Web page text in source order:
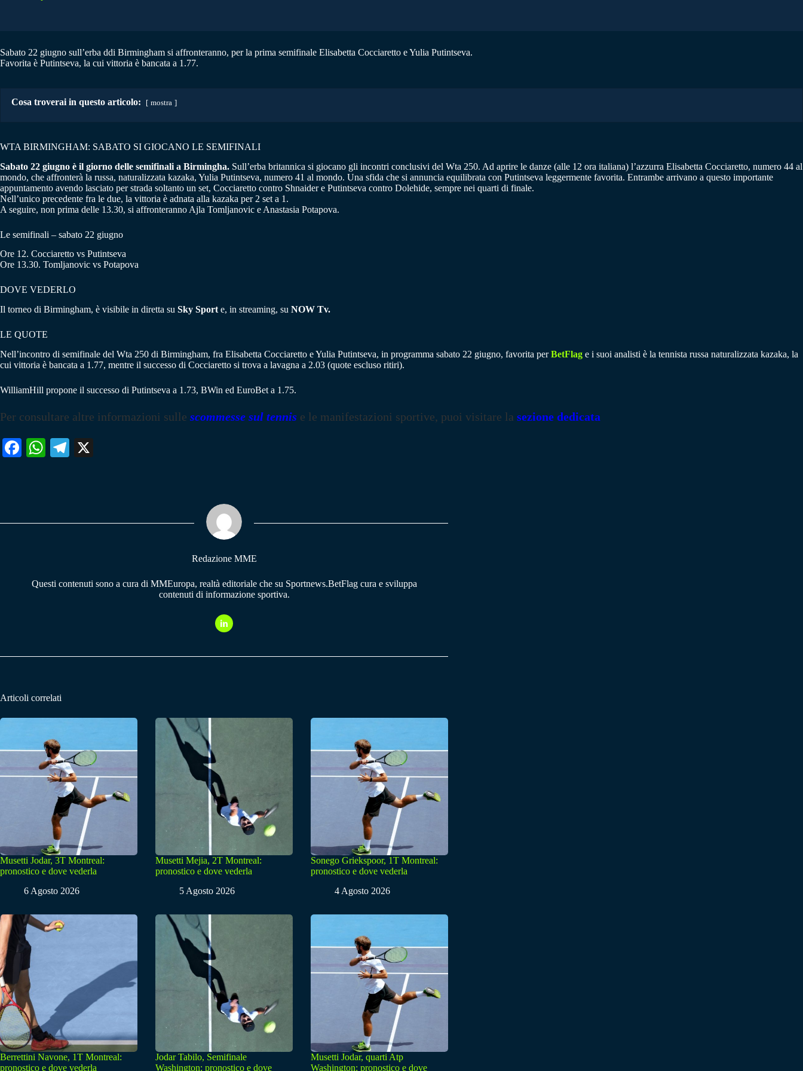
Sabato 22 giugno sull’erba ddi Birmingham si affronteranno, per la prima semifinale Elisabetta Cocciaretto e Yulia Putintseva.
Favorita è Putintseva, la cui vittoria è bancata a 1.77.
Cosa troverai in questo articolo: mostra
WTA BIRMINGHAM: SABATO SI GIOCANO LE SEMIFINALI
Sabato 22 giugno è il giorno delle semifinali a Birmingha. Sull’erba britannica si giocano gli incontri conclusivi del Wta 250. Ad aprire le danze (alle 12 ora italiana) l’azzurra Elisabetta Cocciaretto, numero 44 al
mondo, che affronterà la russa, naturalizzata kazaka, Yulia Putintseva, numero 41 al mondo. Una sfida che si annuncia equilibrata con Putintseva leggermente favorita. Entrambe arrivano a questo importante
appuntamento avendo lasciato per strada soltanto un set, Cocciaretto contro Shnaider e Putintseva contro Dolehide, sempre nei quarti di finale.
Nell’unico precedente fra le due, la vittoria è adnata alla kazaka per 2 set a 1.
A seguire, non prima delle 13.30, si affronteranno Ajla Tomljanovic e Anastasia Potapova.
Le semifinali – sabato 22 giugno
Ore 12. Cocciaretto vs Putintseva
Ore 13.30. Tomljanovic vs Potapova
DOVE VEDERLO
Il torneo di Birmingham, è visibile in diretta su Sky Sport e, in streaming, su NOW Tv.
LE QUOTE
Nell’incontro di semifinale del Wta 250 di Birmingham, fra Elisabetta Cocciaretto e Yulia Putintseva, in programma sabato 22 giugno, favorita perBetFlag e i suoi analisti è la tennista russa naturalizzata kazaka, la
cui vittoria è bancata a 1.77, mentre il successo di Cocciaretto si trova a lavagna a 2.03 (quote escluso ritiri).
WilliamHill propone il successo di Putintseva a 1.73, BWin ed EuroBet a 1.75.
Per consultare altre informazioni sulle scommesse sul tennis e le manifestazioni sportive, puoi visitare la sezione dedicata
Fa W
pp
Te
m
Redazione MME
Questi contenuti sono a cura di MMEuropa, realtà editoriale che su Sportnews.BetFlag cura e sviluppa
contenuti di informazione sportiva.
Articoli correlati
Musetti Jodar, 3T Montreal:
pronostico e dove vederla
6 Agosto 2026
Musetti Mejia, 2T Montreal:
pronostico e dove vederla
5 Agosto 2026
Sonego Griekspoor, 1T Montreal:
pronostico e dove vederla
4 Agosto 2026
Berrettini Navone, 1T Montreal:
pronostico e dove vederla
Jodar Tabilo, Semifinale
Washington: pronostico e dove
Musetti Jodar, quarti Atp
Washington: pronostico e dove